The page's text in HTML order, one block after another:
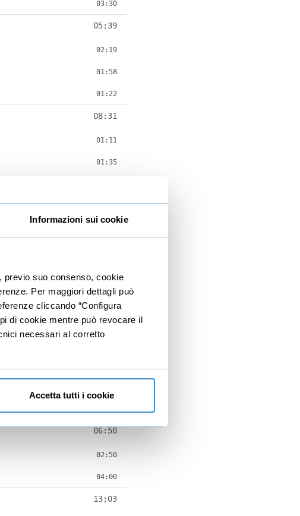
Informazioni sui cookie
previo suo consenso, cookie
Per maggiori dettagli può
cliccando “Configura
di cookie mentre può revocare il
necessari al corretto
Accetta tutti i cookie
03:30
05:39
02:19
01:58
01:22
08:31
01:11
01:35
02:30
01:36
03:43
03:45
09:29
06:50
02:50
04:00
13:03